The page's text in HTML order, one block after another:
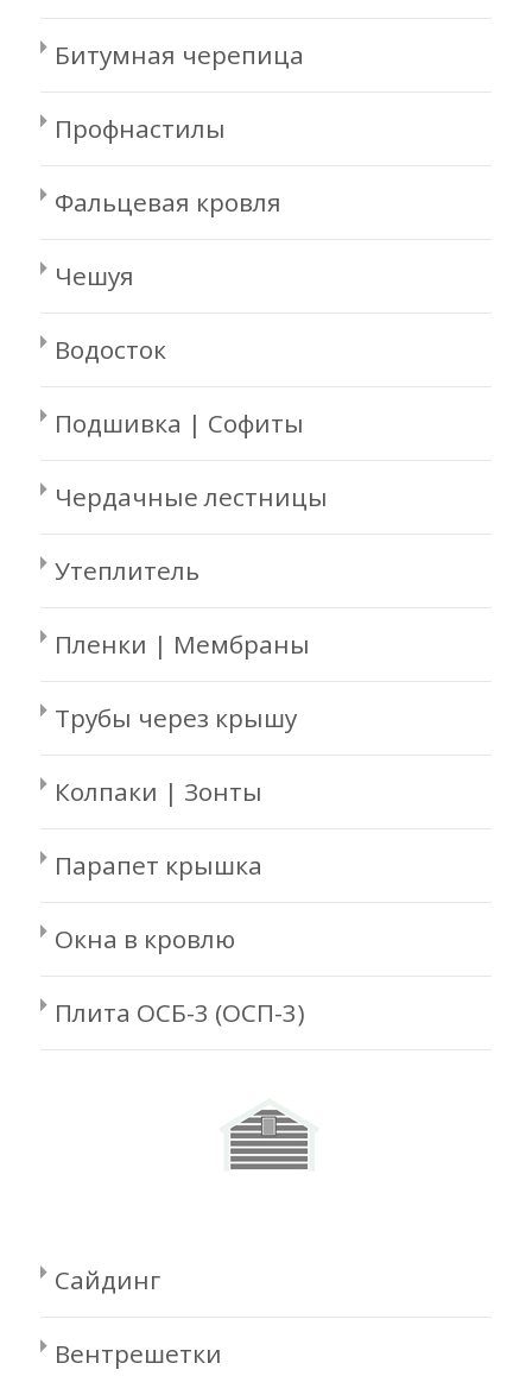
Битумная черепица
Профнастилы
Фальцевая кровля
Чешуя
Водосток
Подшивка | Софиты
Чердачные лестницы
Утеплитель
Пленки | Мембраны
Трубы через крышу
Колпаки | Зонты
Парапет крышка
Окна в кровлю
Плита ОСБ-3 (ОСП-3)
Сайдинг
Вентрешетки